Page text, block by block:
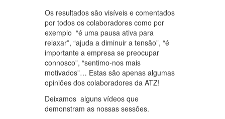
Os resultados são visíveis e comentados
por todos os colaboradores como por
exemplo “é uma pausa ativa para
relaxar”, “ajuda a diminuir a tensão”, “é
importante a empresa se preocupar
connosco”, “sentimo-nos mais
motivados”… Estas são apenas algumas
opiniões dos colaboradores da ATZ!
Deixamos alguns vídeos que
demonstram as nossas sessões.